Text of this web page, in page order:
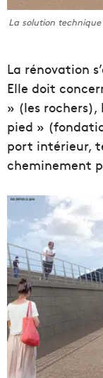
La solution
La rénovation
Elle doit
» (les
pied »
port intérieur,
cheminement